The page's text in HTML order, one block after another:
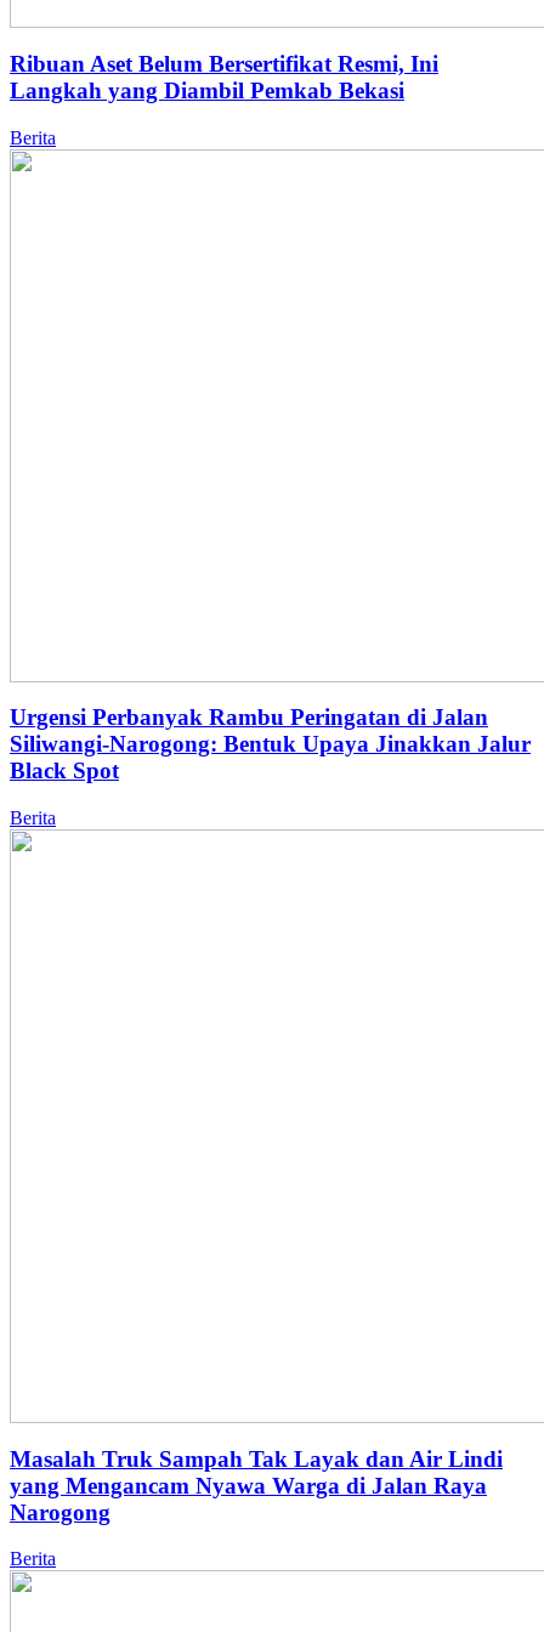
Ribuan Aset Belum Bersertifikat Resmi, Ini
Langkah yang Diambil Pemkab Bekasi
Berita
Urgensi Perbanyak Rambu Peringatan di Jalan
Siliwangi-Narogong: Bentuk Upaya Jinakkan Jalur
Black Spot
Berita
Masalah Truk Sampah Tak Layak dan Air Lindi
yang Mengancam Nyawa Warga di Jalan Raya
Narogong
Berita